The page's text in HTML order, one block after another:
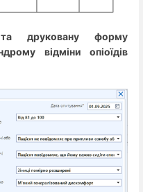
друковану форму
відміни опіоїдів